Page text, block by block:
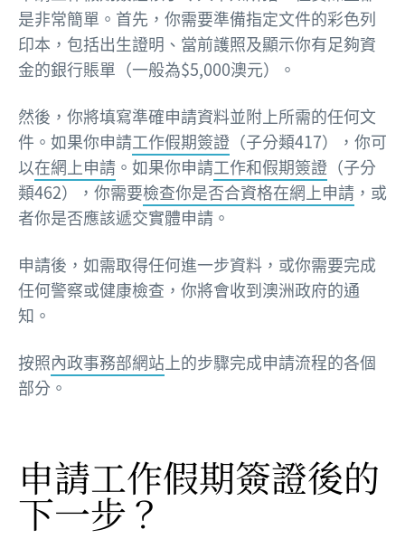
是非常簡單。首先，你需要準備指定文件的彩色列
印本，包括出生證明、當前護照及顯示你有足夠資
金的銀行賬單（一般為$5,000澳元）。
然後，你將填寫準確申請資料並附上所需的任何文
件。如果你申請工作假期簽證 （子分類417），你可
以在網上申請 。如果你申請工作和假期簽證 （子分
類462），你需要檢查你是否合資格在網上申請 ，或
者你是否應該遞交實體申請。
申請後，如需取得任何進一步資料，或你需要完成
任何警察或健康檢查，你將會收到澳洲政府的通
知。
按照內政事務部網站上的步驟完成申請流程的各個
部分。
申請工作假期簽證後的
下一步？